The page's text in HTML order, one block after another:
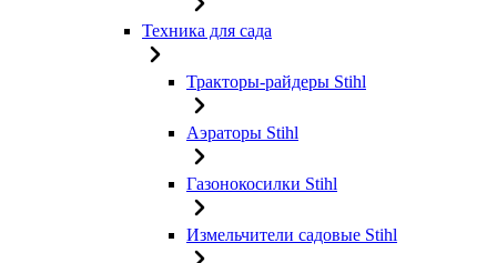
Техника для сада
Тракторы-райдеры Stihl
Аэраторы Stihl
Газонокосилки Stihl
Измельчители садовые Stihl